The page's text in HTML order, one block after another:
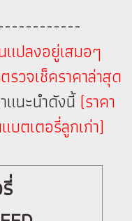
แปลงอยู่เสมอๆ
วจเช็คราคาล่าสุด
แนะนำดังนี้(ราคา
บตเตอรี่ลูกเก่า)